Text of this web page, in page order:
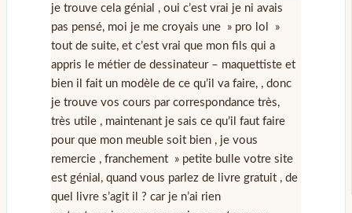
je trouve cela génial , oui c’est vrai je ni avais
pas pensé, moi je me croyais une » pro lol »
tout de suite, et c’est vrai que mon fils qui a
appris le métier de dessinateur – maquettiste et
bien il fait un modèle de ce qu’il va faire, , donc
je trouve vos cours par correspondance très,
très utile , maintenant je sais ce qu’il faut faire
pour que mon meuble soit bien , je vous
remercie , franchement » petite bulle votre site
est génial, quand vous parlez de livre gratuit , de
quel livre s’agit il ? car je n’ai rien